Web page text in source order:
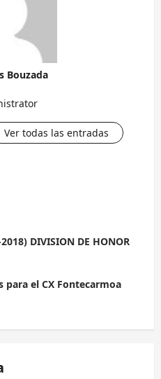
Bouzada
Ver todas las entradas
DIVISION DE HONOR
el CX Fontecarmoa